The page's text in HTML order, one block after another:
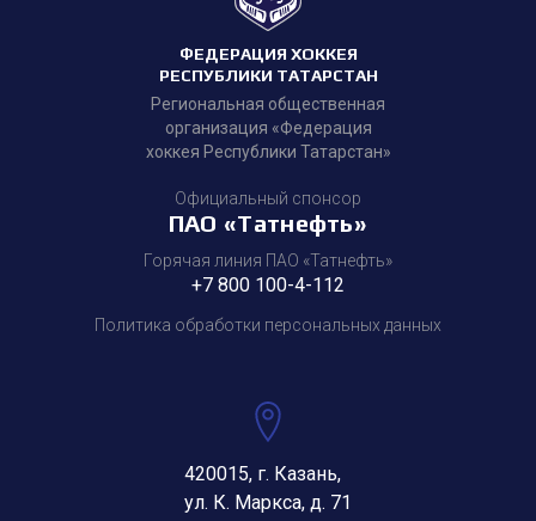
ФЕДЕРАЦИЯ ХОККЕЯ
РЕСПУБЛИКИ ТАТАРСТАН
Региональная общественная
организация «Федерация
хоккея Республики Татарстан»
Официальный спонсор
ПАО «Татнефть»
Горячая линия ПАО «Татнефть»
+7 800 100-4-112
Политика обработки персональных данных
420015, г. Казань,
ул. К. Маркса, д. 71